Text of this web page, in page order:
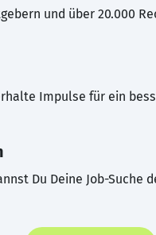
und über 20.000
Impulse für ein
Du Deine Job-Suche